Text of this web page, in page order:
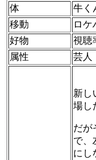
体
牛く
移動
ロケ
好物
視聴
属性
芸人
新し
場し
だが
で、
にし